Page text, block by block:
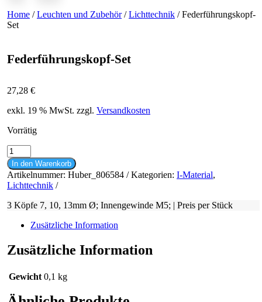
Home /Leuchten und Zubehör/Lichttechnik / Federführungskopf-
Set
Federführungskopf-Set
27,28 €
exkl. 19 % MwSt. zzgl. Versandkosten
Vorrätig
Federführungskopf-
Set
Menge
In den Warenkorb
Artikelnummer: Huber_806584 Kategorien: I-Material,
Lichttechnik
3 Köpfe 7, 10, 13mm Ø; Innengewinde M5; | Preis per Stück
Zusätzliche Information
Zusätzliche Information
Gewicht 0,1 kg